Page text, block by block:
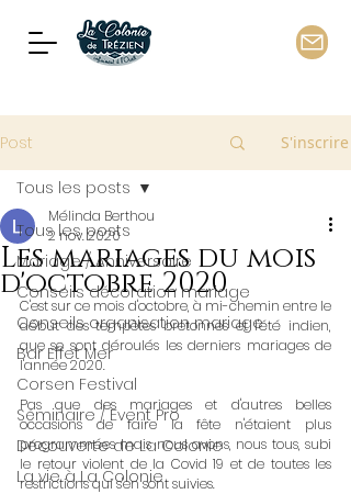
Post S'inscrire
Tous les posts
Mariage / Anniversaire
Conseils décoration mariage
Conseils organisation mariage
Bar Effet Mer
Corsen Festival
Séminaire / Event Pro
Découverte de La Colonie
La vie à La Colonie
Tous les posts
Les mariages du mois
d'octobre 2020
Mélinda Berthou
2 nov. 2020
C'est sur ce mois d'octobre, à mi-chemin entre le
début des tempêtes bretonnes et l'été indien,
que se sont déroulés les derniers mariages de
l'année 2020.
Pas que des mariages et d'autres belles
occasions de faire la fête n'étaient plus
programmées mais nous avons, nous tous, subi
le retour violent de la Covid 19 et de toutes les
restrictions qui s'en sont suivies.